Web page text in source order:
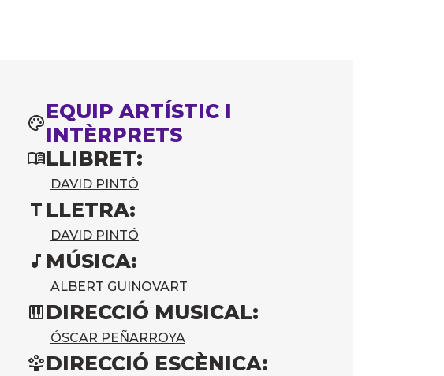
EQUIP ARTÍSTIC I
INTÈRPRETS
LLIBRET:
DAVID PINTÓ
LLETRA:
DAVID PINTÓ
MÚSICA:
ALBERT GUINOVART
DIRECCIÓ MUSICAL:
ÓSCAR PEÑARROYA
DIRECCIÓ ESCÈNICA: